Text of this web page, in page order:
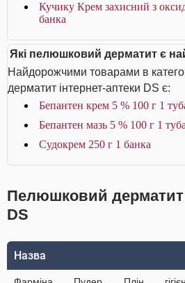
Кучику Крем захисний з
банка
Які пелюшковий дерматит є
Найдорожчими товарами в
дерматит інтернет-аптеки DS є:
Бепантен крем 5 % 100 г 1
Бепантен мазь 5 % 100 г 1 туба
Судокрем 250 г 1 банка
Пелюшковий дерматит
DS
Назва